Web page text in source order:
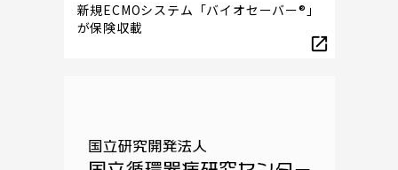
新規ECMOシステム「バイオセーバー®」
が保険収載